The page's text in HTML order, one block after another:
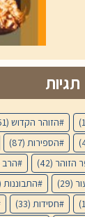
תגיות
הזוהר הקדוש (51)
הספירות (87)
הזוהר (42)
(29) התבוננות
חסידות (33)